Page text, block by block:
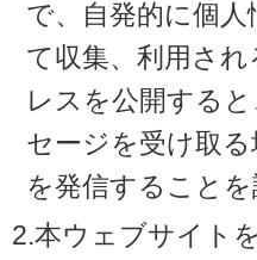
で、自発的に個
て収集、利用さ
レスを公開する
セージを受け取
を発信することを
2.本ウェブサイト